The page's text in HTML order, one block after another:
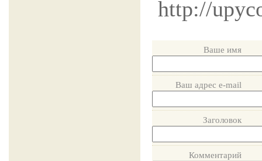
http://
Ваше имя
Ваш адрес e-mail
Заголовок
Комментарий